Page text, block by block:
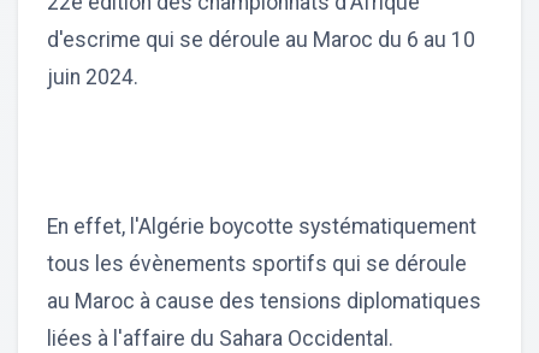
d'escrime qui se déroule au Maroc du 6 au 10
juin 2024.
En effet, l'Algérie boycotte systématiquement
tous les évènements sportifs qui se déroule
au Maroc à cause des tensions diplomatiques
liées à l'affaire du Sahara Occidental.